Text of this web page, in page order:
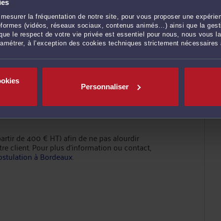
la fréquentation de notre site, pour vous proposer une
(vidéos, réseaux sociaux, contenus animés…) ainsi que la
le respect de votre vie privée est essentiel pour nous, nous vous
à l’exception des cookies techniques strictement
Personnaliser
et
m'attache à suivre la procédure
précise et
le Tribunal et les autres confrères
et de le présenter à la
de 400 € HT) afin de ne pas alourdir
client. Pour plus d'information ou contact,
à Bordeaux.